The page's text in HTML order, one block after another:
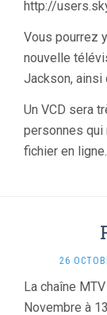
http://
Vous pourrez
nouvelle
Jackson, ainsi
Un VCD sera
personnes qui
fichier en ligne.
26
La chaîne
Novembre à